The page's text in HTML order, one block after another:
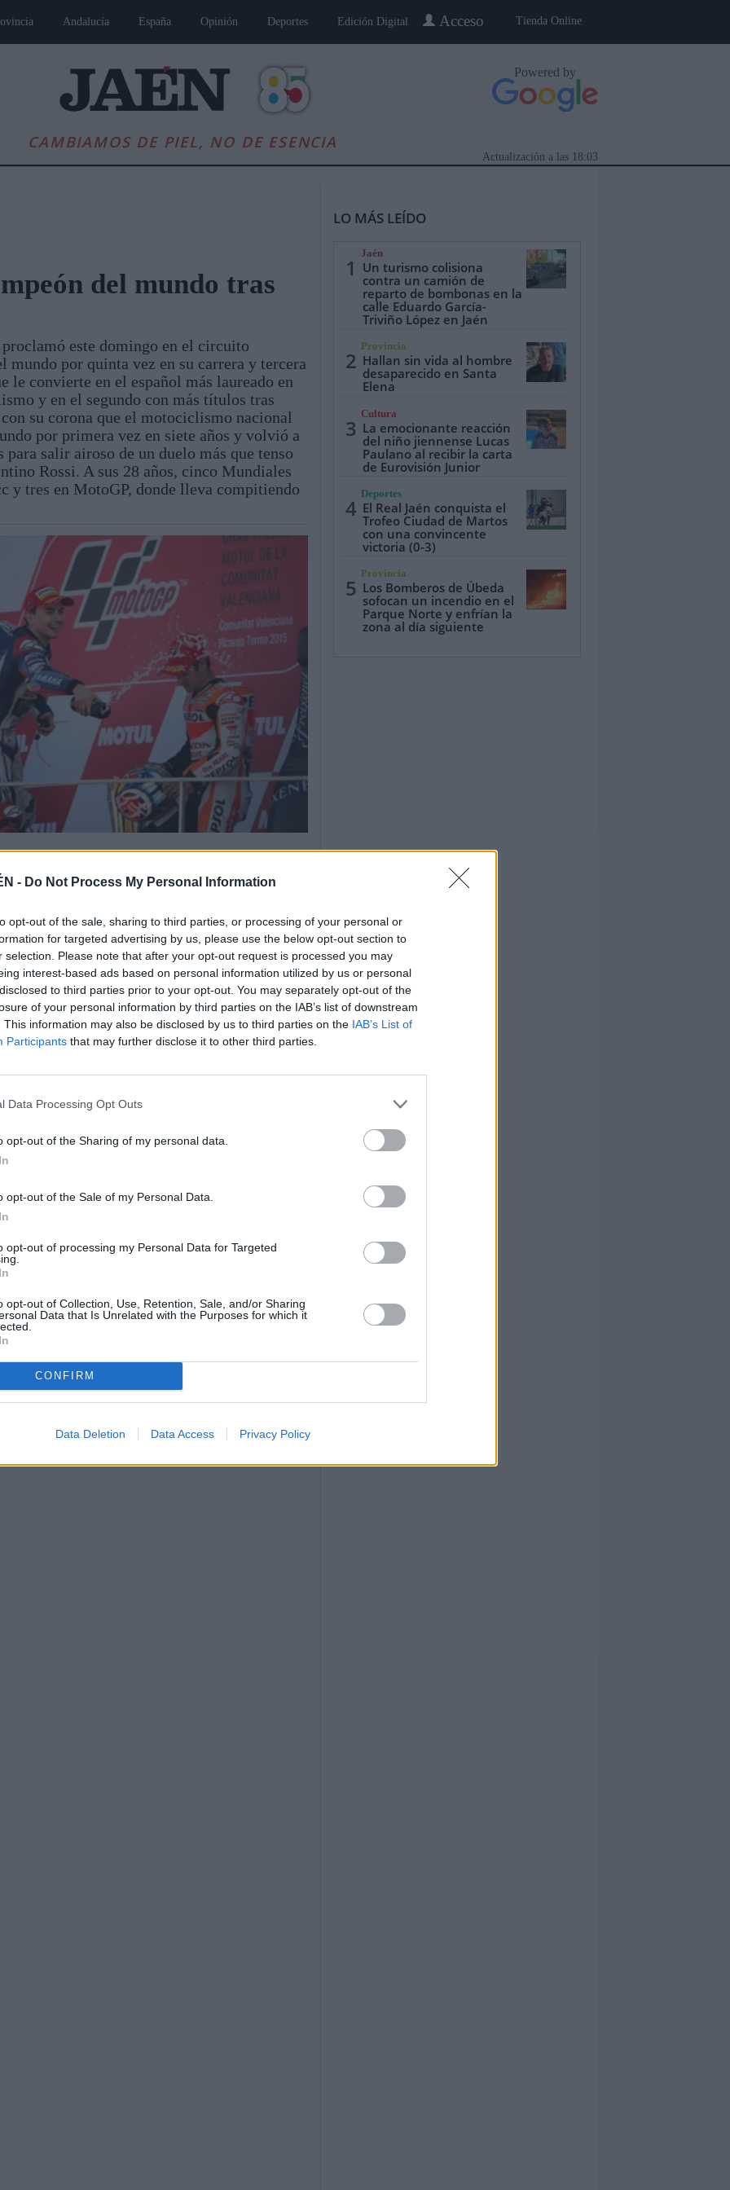
- Do Not Process My Personal Information
opt-out of the sale, sharing to third parties, or processing of your personal or
for targeted advertising by us, please use the below opt-out section to
selection. Please note that after your opt-out request is processed you may
interest-based ads based on personal information utilized by us or personal
to third parties prior to your opt-out. You may separately opt-out of the
of your personal information by third parties on the IAB’s list of downstream
This information may also be disclosed by us to third parties on the IAB’s List of
Participants that may further disclose it to other third parties.
Data Processing Opt Outs
opt-out of the Sharing of my personal data.
opt-out of the Sale of my Personal Data.
opt-out of processing my Personal Data for Targeted
opt-out of Collection, Use, Retention, Sale, and/or Sharing
Data that Is Unrelated with the Purposes for which it
CONFIRM
Data Deletion Data Access Privacy Policy
Tienda Online
Acceso
Andalucía España Opinión Deportes Edición Digital
CAMBIAMOS DE PIEL, NO DE ESENCIA
Powered by
18:03
Actualización a las
Jaén, Pueblo a Pueblo Gente
del mundo tras
este domingo en el circuito
mundo por quinta vez en su carrera y tercera
le convierte en el español más laureado en
y en el segundo con más títulos tras
su corona que el motociclismo nacional
por primera vez en siete años y volvió a
salir airoso de un duelo más que tenso
Rossi. A sus 28 años, cinco Mundiales
y tres en MotoGP, donde lleva compitiendo
según dicen los que mejor le conocen, y un
ritmo por vuelta y marcharse de sus rivales, su
con Marc Márquez (Repsol Honda) en la
el valenciano Jorge Martínez, 'Aspar', en número
más cercano del posiblemente
español, el mito Ángel Nieto.
la capacidad de superación que siempre ha
reinar por primera vez en el Campeonato del
y atrevido, el mallorquín, el quinto con más
en 2008 tras encadenar su segundo título en la
dejó claro que iba a dar 'guerra' pese a que tendría
Valentino Rossi, poco dispuesto a dar
en el mundo del motor, animado por su padre
en el año 2002. En el 2003 ya mostró sus
Río de Janeiro batiendo a rivales como Casey
Andrea Dovizioso. Honda se fijó en este chaval de
sólo estuvo un año en la marca japonesa,
sus dos primeros títulos y un total de 17
'marca de la casa' que hacían recordar a las
que fue calmando con el paso de los años.
LO MÁS LEÍDO
1
Jaén
Un turismo colisiona
contra un camión de
reparto de bombonas en la
calle Eduardo García-
Triviño López en Jaén
2
Provincia
Hallan sin vida al hombre
desaparecido en Santa
Elena
3
Cultura
La emocionante reacción
del niño jiennense Lucas
Paulano al recibir la carta
de Eurovisión Junior
4
Deportes
El Real Jaén conquista el
Trofeo Ciudad de Martos
con una convincente
victoria (0-3)
5
Provincia
Los Bomberos de Úbeda
sofocan un incendio en el
Parque Norte y enfrían la
zona al día siguiente